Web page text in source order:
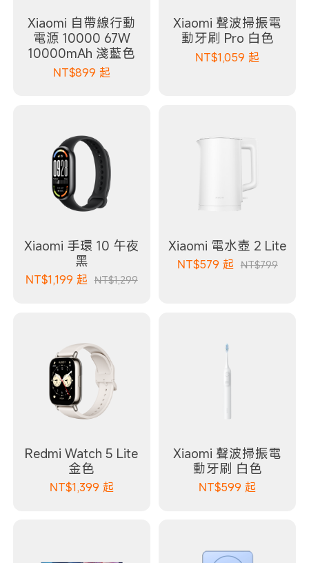
Xiaomi 自帶線行動
電源 10000 67W
10000mAh 淺藍色
NT$899 起
Xiaomi 聲波掃振電
動牙刷 Pro 白色
NT$1,059 起
Xiaomi 手環 10 午夜
黑
NT$1,199 起 NT$1,299
Xiaomi 電水壺 2 Lite
NT$579 起 NT$799
Redmi Watch 5 Lite
金色
NT$1,399 起
Xiaomi 聲波掃振電
動牙刷 白色
NT$599 起